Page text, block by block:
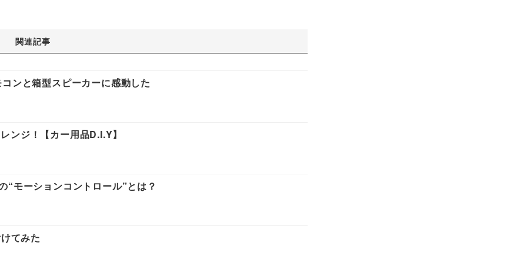
関連記事
ンと箱型スピーカーに感動した
ンジ！【カー用品D.I.Y】
“モーションコントロール”とは？
てみた